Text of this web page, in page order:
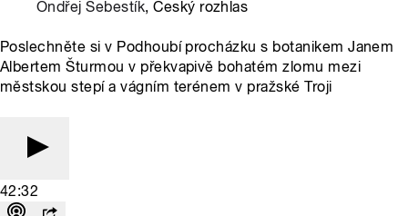
Ondřej Šebestík, Český rozhlas
Poslechněte si v Podhoubí procházku s botanikem Janem
Albertem Šturmou v překvapivě bohatém zlomu mezi
městskou stepí a vágním terénem v pražské Troji
42:32